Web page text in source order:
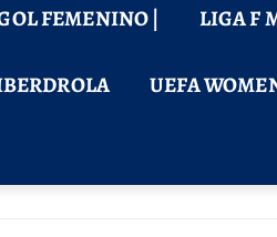
FEMENINO | LIGA F
UEFA